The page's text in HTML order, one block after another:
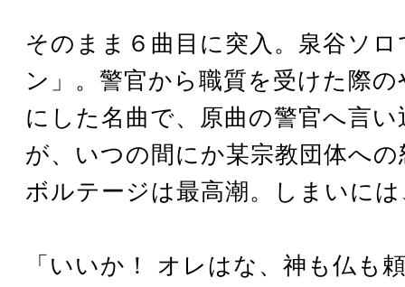
そのまま６曲目に突入。泉谷ソ
ン」。警官から職質を受けた際
にした名曲で、原曲の警官へ言
が、いつの間にか某宗教団体へ
ボルテージは最高潮。しまいには
「いいか！ オレはな、神も仏も